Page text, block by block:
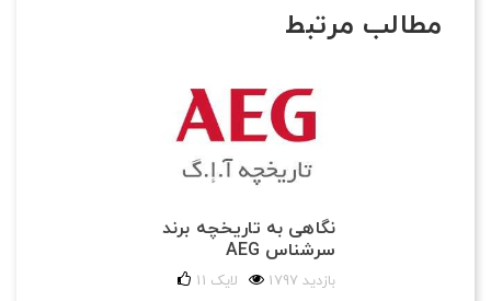
مطالب مرتبط
نگاهی به تاریخچه برند
سرشناس AEG
1797 بازدید 11 لایک